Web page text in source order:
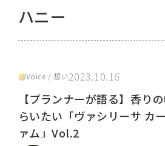
ハニー
Voice / 想い2023.10.16
【プランナーが語る】香り
らいたい「ヴァシリーサ カ
ァム」Vol.2